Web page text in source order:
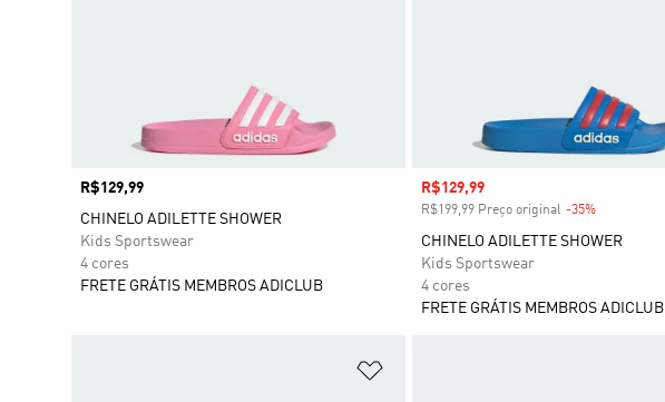
Preço
R$129,99
CHINELO ADILETTE SHOWER
Kids Sportswear
4 cores
FRETE GRÁTIS MEMBROS ADICLUB
Preço com desconto
R$129,99
R$199,99 Preço original -35%Desconto
CHINELO ADILETTE SHOWER
Kids Sportswear
4 cores
FRETE GRÁTIS MEMBROS ADICLUB